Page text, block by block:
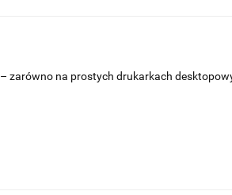
– zarówno na prostych drukarkach